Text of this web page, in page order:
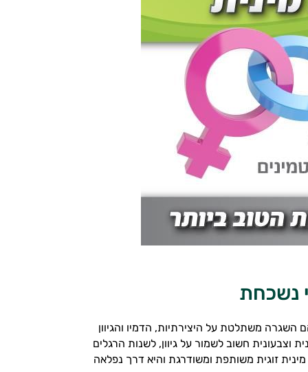
נשכחת
השגרה משתלטת על היצירתיות, הדמיו והגיוון
חשוב לשמור על גיוון, לשנות הרגלים
זוגית משותפת ומשודרגת והיא דרך נפלאה